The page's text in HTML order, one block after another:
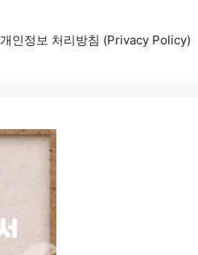
개인정보 처리방침 (Privacy Policy)